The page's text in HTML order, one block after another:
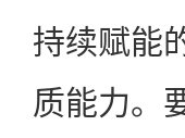
持续赋能
质能力。